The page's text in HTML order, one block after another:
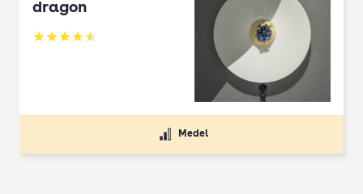
dragon
Betyg: 4.5 av 5
Medel